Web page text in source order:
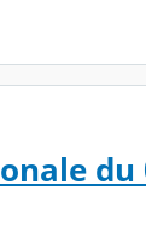
du